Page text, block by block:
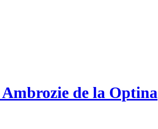
de la Optina